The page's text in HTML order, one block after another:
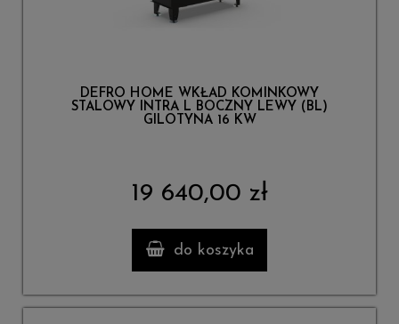
DEFRO HOME WKŁAD KOMINKOWY
STALOWY INTRA L BOCZNY LEWY (BL)
GILOTYNA 16 KW
19 640,00 zł
do koszyka